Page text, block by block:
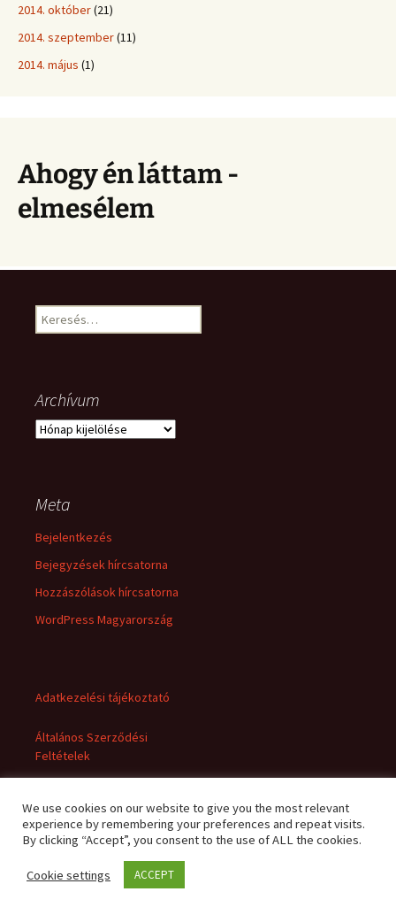
2014. október(21)
2014. szeptember(11)
2014. május (1)
Ahogy én láttam -
elmesélem
Keresés:
Archívum
Archívum
Meta
Bejelentkezés
Bejegyzések hírcsatorna
Hozzászólások hírcsatorna
WordPress Magyarország
Adatkezelési tájékoztató
Általános Szerződési
Feltételek
Adatkezelési tájékoztató Büszke üzemeltető: WordPress
We use cookies on our website to give you the most relevant
experience by remembering your preferences and repeat visits.
By clicking “Accept”, you consent to the use of ALL the cookies.
Cookie settings ACCEPT